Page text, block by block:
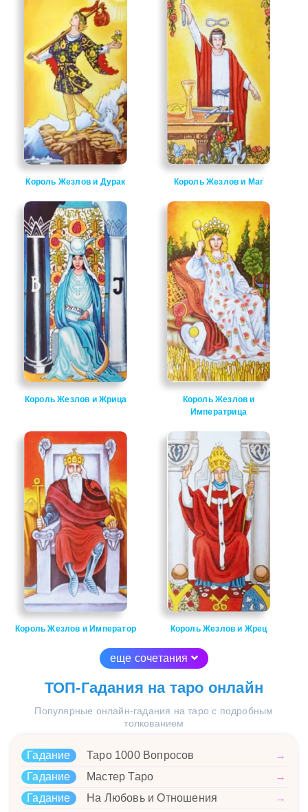
Король Жезлов и Дурак Король Жезлов и Маг
Король Жезлов и Жрица
Король Жезлов и
Императрица
Король Жезлов и Император Король Жезлов и Жрец
еще сочетания
ТОП-Гадания на таро онлайн
Популярные онлайн-гадания на таро с подробным
толкованием
Гадание Таро 1000 Вопросов
→
Гадание
Мастер Таро
→
Гадание
На Любовь и Отношения
→